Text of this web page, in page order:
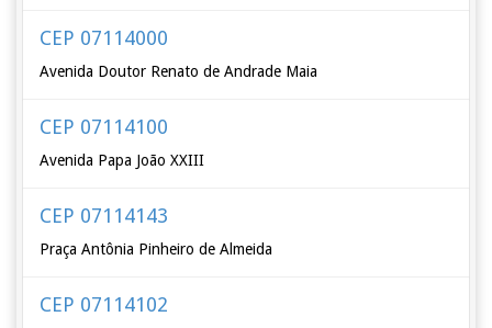
CEP 07114000
Avenida Doutor Renato de Andrade Maia
CEP 07114100
Avenida Papa João XXIII
CEP 07114143
Praça Antônia Pinheiro de Almeida
CEP 07114102